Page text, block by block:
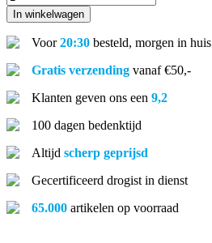
In winkelwagen
Voor20:30 besteld, morgen in huis
Gratis verzending vanaf €50,-
Klanten geven ons een 9,2
100 dagen bedenktijd
Altijd scherp geprijsd
Gecertificeerd drogist in dienst
65.000 artikelen op voorraad